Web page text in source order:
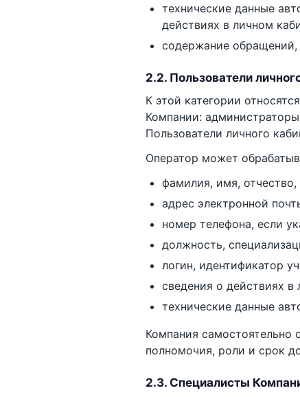
технические данные
действиях в личном
содержание обращений,
2.2. Пользователи
К этой категории
Компании:
Пользователи личного
Оператор может
фамилия, имя, отчество,
адрес электронной
номер телефона, если
должность,
логин, идентификатор
сведения о действиях в
технические данные
Компания самостоятельно
полномочия, роли и срок
2.3. Специалисты